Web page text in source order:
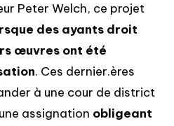
Peter Welch, ce projet
des ayants droit
œuvres ont été
. Ces dernier.ères
à une cour de district
assignation obligeant